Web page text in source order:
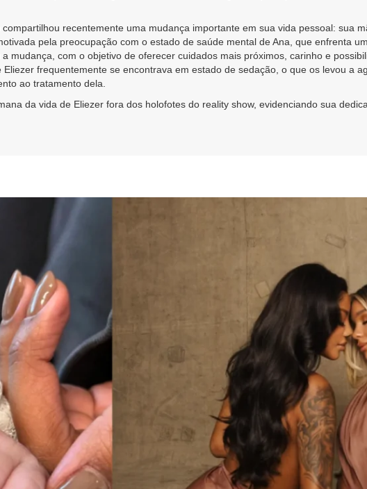
recentemente uma mudança importante em sua vida pessoal: sua
pela preocupação com o estado de saúde mental de Ana, que enfrenta
mudança, com o objetivo de oferecer cuidados mais próximos, carinho e
frequentemente se encontrava em estado de sedação, o que os levou a
ao tratamento dela.
da vida de Eliezer fora dos holofotes do reality show, evidenciando sua